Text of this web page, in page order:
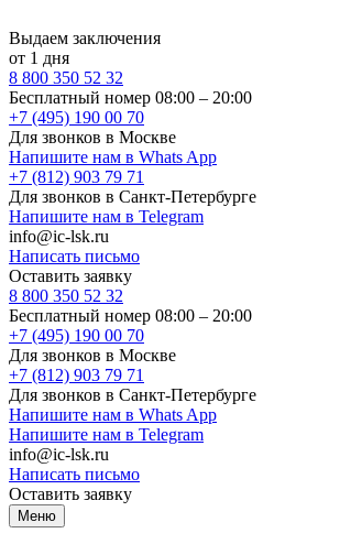
Выдаем заключения
от 1 дня
8 800 350 52 32
Бесплатный номер 08:00 – 20:00
+7 (495) 190 00 70
Для звонков в Москве
Напишите нам в Whats App
+7 (812) 903 79 71
Для звонков в Санкт-Петербурге
Напишите нам в Telegram
info@ic-lsk.ru
Написать письмо
Оставить заявку
8 800 350 52 32
Бесплатный номер 08:00 – 20:00
+7 (495) 190 00 70
Для звонков в Москве
+7 (812) 903 79 71
Для звонков в Санкт-Петербурге
Напишите нам в Whats App
Напишите нам в Telegram
info@ic-lsk.ru
Написать письмо
Оставить заявку
Меню